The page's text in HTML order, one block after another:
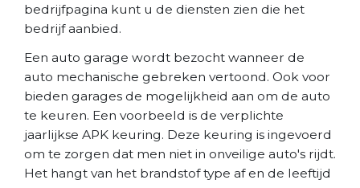
bedrijfpagina kunt u de diensten zien die het
bedrijf aanbied.
Een auto garage wordt bezocht wanneer de
auto mechanische gebreken vertoond. Ook voor
bieden garages de mogelijkheid aan om de auto
te keuren. Een voorbeeld is de verplichte
jaarlijkse APK keuring. Deze keuring is ingevoerd
om te zorgen dat men niet in onveilige auto's rijdt.
Het hangt van het brandstof type af en de leeftijd